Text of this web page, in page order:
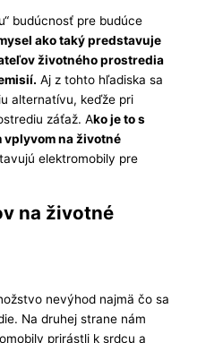
budúcnosť pre budúce
ako taký predstavuje
životného prostredia
Aj z tohto hľadiska sa
alternatívu, keďže pri
záťaž. Ako je to s
vplyvom na životné
elektromobily pre
na životné
nevýhod najmä čo sa
Na druhej strane nám
prirástli k srdcu a